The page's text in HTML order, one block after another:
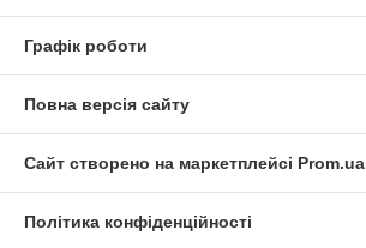
Графік роботи
Повна версія сайту
Сайт створено на маркетплейсі Prom.ua
Політика конфіденційності